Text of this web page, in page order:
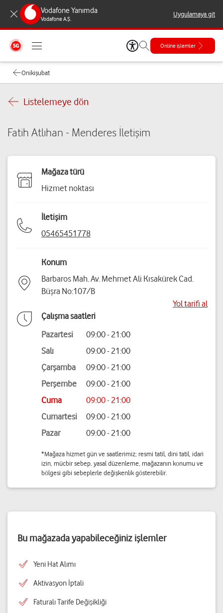
Vodafone Yanımda
Vodafone A.Ş.
Uygulamaya git
Online işlemler
Onikişubat
Listelemeye dön
Fatih Atlıhan - Menderes İletişim
Mağaza türü
Hizmet noktası
İletişim
05465451778
Konum
Barbaros Mah. Av. Mehmet Ali Kısakürek Cad.
Büşra No:107/B
Yol tarifi al
Çalışma saatleri
Pazartesi
09:00 - 21:00
Salı
09:00 - 21:00
Çarşamba
09:00 - 21:00
Perşembe
09:00 - 21:00
Cuma
09:00 - 21:00
Cumartesi
09:00 - 21:00
Pazar
09:00 - 21:00
*Mağaza hizmet gün ve saatlerimiz; resmi tatil, dini tatil, idari
izin, mücbir sebep, yasal düzenleme, mağazanın konumu ve
bölgesi gibi sebeplerle değişkenlik gösterebilir.
Bu mağazada yapabileceğiniz işlemler
Yeni Hat Alımı
Aktivasyon İptali
Faturalı Tarife Değişikliği